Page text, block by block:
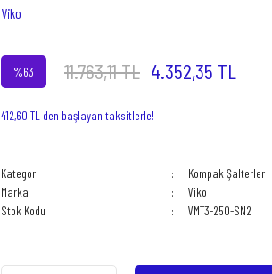
Viko
%63 11.763,11 TL 4.352,35 TL
412,60 TL den başlayan taksitlerle!
Kategori
Kompak Şalterler
Marka
Viko
Stok Kodu
VMT3-250-SN2